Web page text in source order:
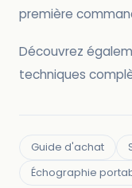
première
Découvrez
techniques
Guide d'achat
Échographie